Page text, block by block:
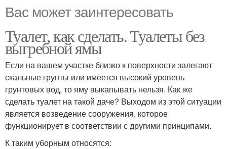
Вас может заинтересовать
Туалет, как сделать. Туалеты без
выгребной ямы
Если на вашем участке близко к поверхности залегают
скальные грунты или имеется высокий уровень
грунтовых вод, то яму выкапывать нельзя. Как же
сделать туалет на такой даче? Выходом из этой ситуации
является возведение сооружения, которое
функционирует в соответствии с другими принципами.
К таким уборным относятся: